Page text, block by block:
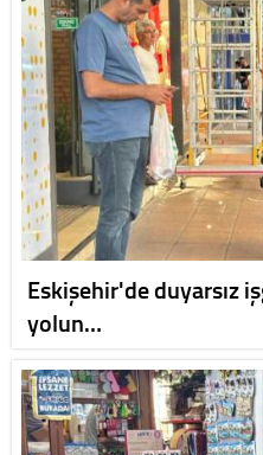
Eskişehir'de duyarsız
yolun…